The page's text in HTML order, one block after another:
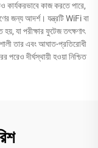
কার্যকরভাবে কাজ করতে পারে,
জন্য আদর্শ। যন্ত্রটি WiFi বা
যা পরীক্ষার ফুটেজ তৎক্ষণাৎ
তার এবং আঘাত-প্রতিরোধী
পরেও দীর্ঘস্থায়ী হওয়া নিশ্চিত